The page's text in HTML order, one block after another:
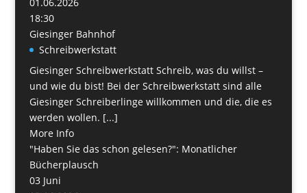
18:30
Giesinger Bahnhof
Schreibwerkstatt
Giesinger Schreibwerkstatt Schreib, was du willst –
und wie du bist! Bei der Schreibwerkstatt sind alle
Giesinger Schreiberlinge willkommen und die, die es
werden wollen. [...]
More Info
"Haben Sie das schon gelesen?": Monatlicher
Bücherplausch
03 Juni